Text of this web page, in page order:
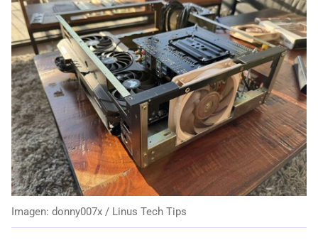
Imagen: donny007x / Linus Tech Tips